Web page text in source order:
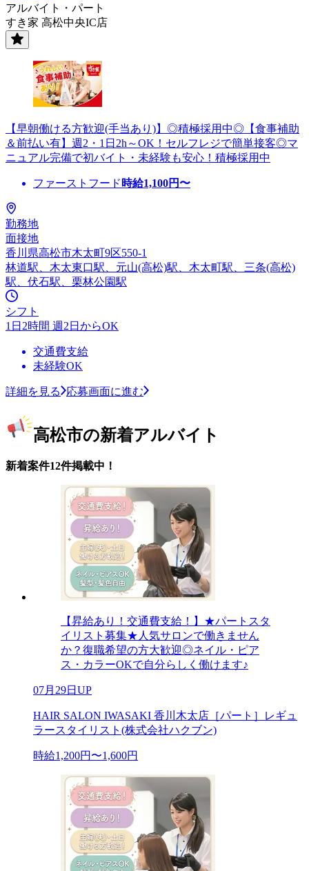
アルバイト・パート
すき家 高松中央IC店
【早朝働ける方歓迎(手当あり)】◎積極採用中◎【食事補助
＆前払い有】週2・1日2h～OK！セルフレジで簡単接客◎マ
ニュアル完備で初バイト・未経験も安心！積極採用中
ファーストフード 時給1,100円〜
勤務地
面接地
香川県高松市木太町9区550-1
林道駅、木太東口駅、元山(高松)駅、木太町駅、三条(高松)
駅、伏石駅、栗林公園駅
シフト
1日2時間 週2日からOK
交通費支給
未経験OK
詳細を見る 応募画面に進む
高松市の新着アルバイト
新着案件12件掲載中！
【昇給あり！交通費支給！】★パートスタ
イリスト募集★人気サロンで働きません
か？復職希望の方大歓迎◎ネイル・ピア
ス・カラーOKで自分らしく働けます♪
07月29日UP
HAIR SALON IWASAKI 香川木太店［パート］レギュ
ラースタイリスト(株式会社ハクブン)
時給1,200円〜1,600円